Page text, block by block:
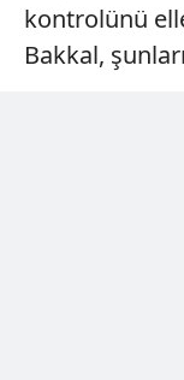
kontrolünü
Bakkal,